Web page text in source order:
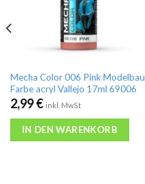
Mecha Color 006 Pink Modelbau
Farbe acryl Vallejo 17ml 69006
2,99€ inkl. MwSt
IN DEN WARENKORB